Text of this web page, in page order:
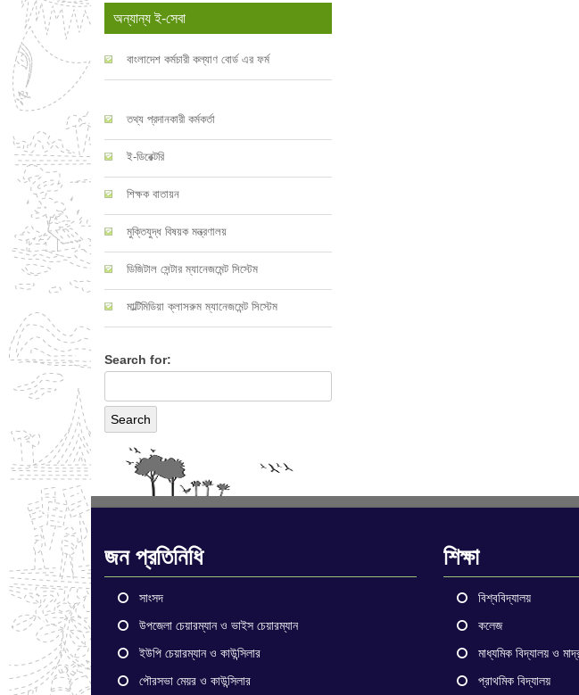
অন্যান্য ই-সেবা
বাংলাদেশ কর্মচারী কল্যাণ বোর্ড এর ফর্ম
তথ্য প্রদানকারী কর্মকর্তা
ই-ডিরেক্টরি
শিক্ষক বাতায়ন
মুক্তিযুদ্ধ বিষয়ক মন্ত্রণালয়
ডিজিটাল সেন্টার ম্যানেজমেন্ট সিস্টেম
মাল্টিমিডিয়া ক্লাসরুম ম্যানেজমেন্ট সিস্টেম
Search for:
জন প্রতিনিধি
সাংসদ
উপজেলা চেয়ারম্যান ও ভাইস চেয়ারম্যান
ইউপি চেয়ারম্যান ও কাউন্সিলার
পৌরসভা মেয়র ও কাউন্সিলার
শিক্ষা
বিশ্ববিদ্যালয়
কলেজ
মাধ্যমিক বিদ্যালয় ও
প্রাথমিক বিদ্যালয়